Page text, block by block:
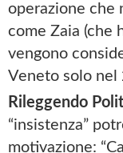
operazione che
come Zaia (che
vengono
Veneto solo nel
Rileggendo
“insistenza”
motivazione: